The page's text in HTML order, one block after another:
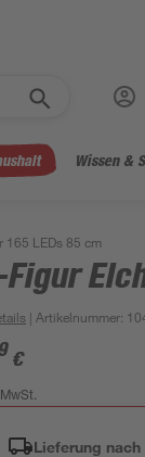
Wissen &
165 LEDs 85 cm
Figur
| Artikelnummer:
€
Lieferung nach